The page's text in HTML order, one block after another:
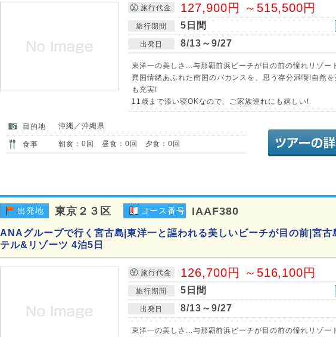
旅行代金 127,900円 ～515,500円
旅行期間 5日間
出発日 8/13～9/27
東洋一の美しさ...与那覇前浜ビーチが目の前の憧れリゾー
異国情緒あふれた南国のバカンスを、思う存分満喫!自然
も充実!
11歳まで添い寝OKなので、ご家族連れにも嬉しい!
目的地 沖縄／沖縄県
食事 朝食：0回 昼食：0回 夕食：0回
出発地 東京２３区 コース番号 IAAF380
ANAグループで行く宮古島|東洋一と謳われる美しいビーチが目の前|宮古
テル&リゾーツ 4泊5日
旅行代金 126,700円 ～516,100円
旅行期間 5日間
出発日 8/13～9/27
東洋一の美しさ...与那覇前浜ビーチが目の前の憧れリゾー